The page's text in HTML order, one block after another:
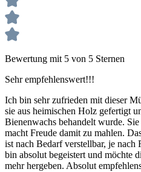
Bewertung mit 5 von 5 Sternen
Sehr empfehlenswert!!!
Ich bin sehr zufrieden mit dieser
sie aus heimischen Holz gefertigt
Bienenwachs behandelt wurde.
macht Freude damit zu mahlen.
ist nach Bedarf verstellbar, je nach
bin absolut begeistert und möchte
mehr hergeben. Absolut